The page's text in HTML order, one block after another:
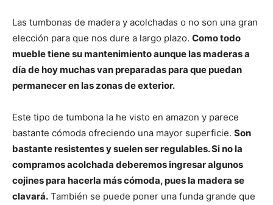
Las tumbonas de madera y acolchadas o no son una gran
elección para que nos dure a largo plazo. Como todo
mueble tiene su mantenimiento aunque las maderas a
día de hoy muchas van preparadas para que puedan
permanecer en las zonas de exterior.
Este tipo de tumbona la he visto en amazon y parece
bastante cómoda ofreciendo una mayor superficie. Son
bastante resistentes y suelen ser regulables. Si no la
compramos acolchada deberemos ingresar algunos
cojines para hacerla más cómoda, pues la madera se
clavará. También se puede poner una funda grande que